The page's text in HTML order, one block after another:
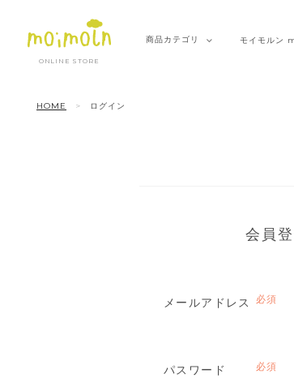
ONLINE STORE
商品カテゴリ モイモルン
HOME ログイン
会員
メールアドレス
パスワード